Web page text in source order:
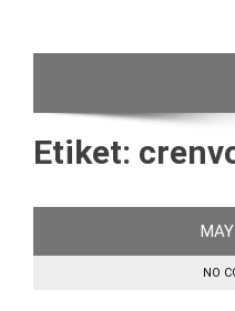
Etiket:
MAY
NO